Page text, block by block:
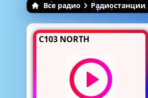
Все радио Радиостанции
C103 NORTH